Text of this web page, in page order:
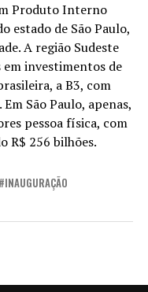
Produto Interno
estado de São Paulo,
A região Sudeste
em investimentos de
a B3, com
São Paulo, apenas,
pessoa física, com
R$ 256 bilhões.
INAUGURAÇÃO